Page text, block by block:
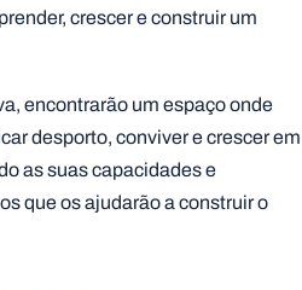
crescer e construir um
encontrarão um espaço onde
desporto, conviver e crescer em
as suas capacidades e
que os ajudarão a construir o